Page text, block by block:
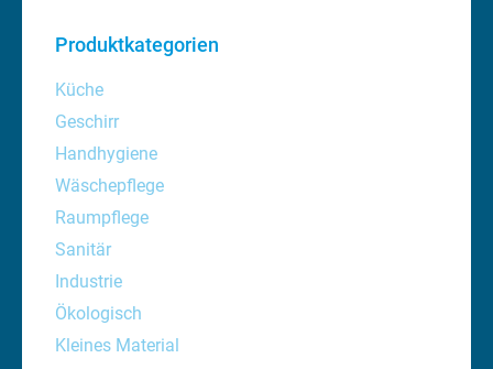
Produktkategorien
Küche
Geschirr
Handhygiene
Wäschepflege
Raumpflege
Sanitär
Industrie
Ökologisch
Kleines Material